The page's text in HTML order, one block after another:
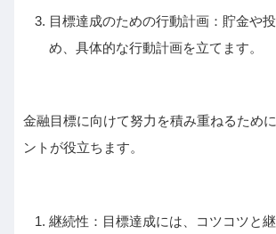
目標達成のための行動計画：貯金や
め、具体的な行動計画を立てます。
金融目標に向けて努力を積み重ねるため
ントが役立ちます。
継続性：目標達成には、コツコツと